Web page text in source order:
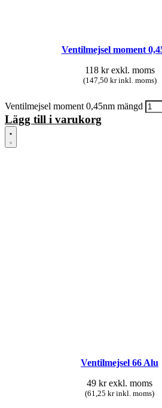
Ventilmejsel moment
118 kr exkl. moms
(147,50 kr inkl. moms)
Ventilmejsel moment 0,45nm mängd
Lägg till i varukorg
Ventilmejsel 66 Alu
49 kr exkl. moms
(61,25 kr inkl. moms)